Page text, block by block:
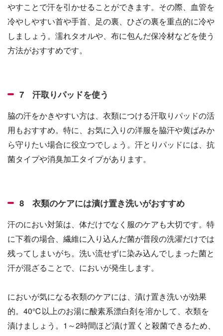
やすことで汗を引かせることができます。その際、血管を
冷やしやすい首や手首、足の裏、ひざの裏を重点的に冷や
しましょう。濡れタオルや、布に包んだ保冷材などを使う
方法がおすすめです。
7 汗取りパッドを使う
脇の汗をかきやすい方は、衣類につける汗取りパッドの活
用もおすすめ。特に、お気に入りの洋服を脇汗や黄ばみか
ら守りたい場合に役立つでしょう。汗とりパッドには、抗
菌タイプや消臭加工タイプがあります。
8 衣類のケアには漬け置き洗いがおすすめ
汗のにおい対策は、体だけでなく服のケアも大切です。特
に下着の場合、繊維に入り込んだ菌が普段の洗濯だけでは
残ってしまいがち。洗い流せずに染み込んでしまった菌と
汗が混ざることで、においが発生します。
においが気になる衣類のケアには、漬け置き洗いが効果
的。40℃以上のお湯に酸素系漂白剤を溶かして、衣類を
漬けましょう。1～2時間ほど漬け置くと殺菌できるため、